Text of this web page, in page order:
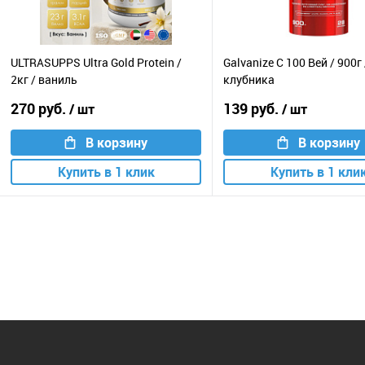
ULTRASUPPS Ultra Gold Protein /
2кг / ваниль
270 руб. / шт
В корзину
Купить в 1 клик
Galvanize C 100 Вей /
клубника
139 руб. / шт
В корзину
Купить в 1